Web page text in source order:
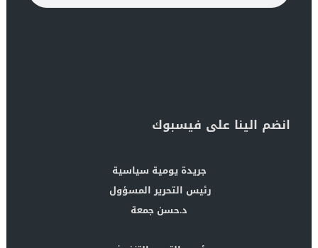
انضم الينا على فيسبوك
جريدة يومية سياسية
رئيس التحرير المسؤول
د.حسن جمعة